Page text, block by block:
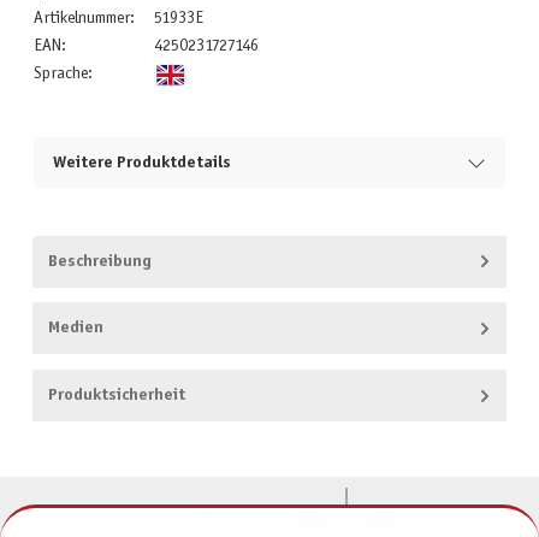
Artikelnummer:
51933E
EAN:
4250231727146
Sprache:
Weitere Produktdetails
Beschreibung
Medien
Produktsicherheit